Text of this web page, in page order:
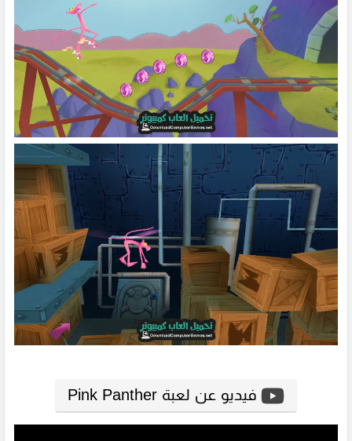
فيديو عن لعبة Pink Panther